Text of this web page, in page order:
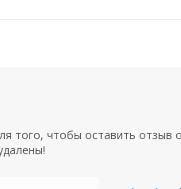
того, чтобы оставить отзыв